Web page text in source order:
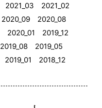
2021_03
2021_02
2020_09
2020_08
2020_01
2019_12
2019_08
2019_05
2019_01
2018_12